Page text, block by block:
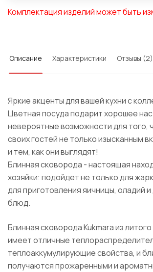
Комплектация изделий может быть
Описание Характеристики Отзывы (2)
Яркие акценты для вашей кухни с
Цветная посуда подарит хорошее
невероятные возможности для того,
своих гостей не только изысканным
и тем, как они выглядят!
Блинная сковорода - настоящая
хозяйки: подойдет не только для
для приготовления яичницы, оладий и
блюд.
Блинная сковорода Kukmara из
имеет отличные
теплоаккумулирующие свойства, и
получаются прожаренными и